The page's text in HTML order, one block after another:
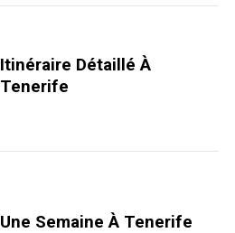
Itinéraire Détaillé À
Tenerife
Une Semaine À Tenerife